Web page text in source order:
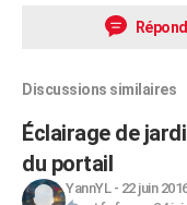
Discussions similaires
Éclairage de
du portail
YannYL- 22 juin